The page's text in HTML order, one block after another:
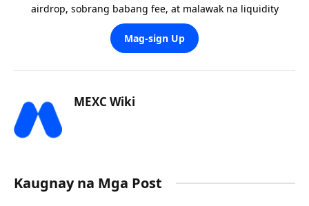
airdrop, sobrang babang fee, at malawak na liquidity
Mag-sign Up
MEXC Wiki
Kaugnay na Mga Post